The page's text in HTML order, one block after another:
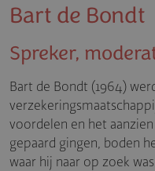
Bart de Bondt
Spreker,
Bart de Bondt (1964)
voordelen en het
gepaard gingen, boden
waar hij naar op zoek